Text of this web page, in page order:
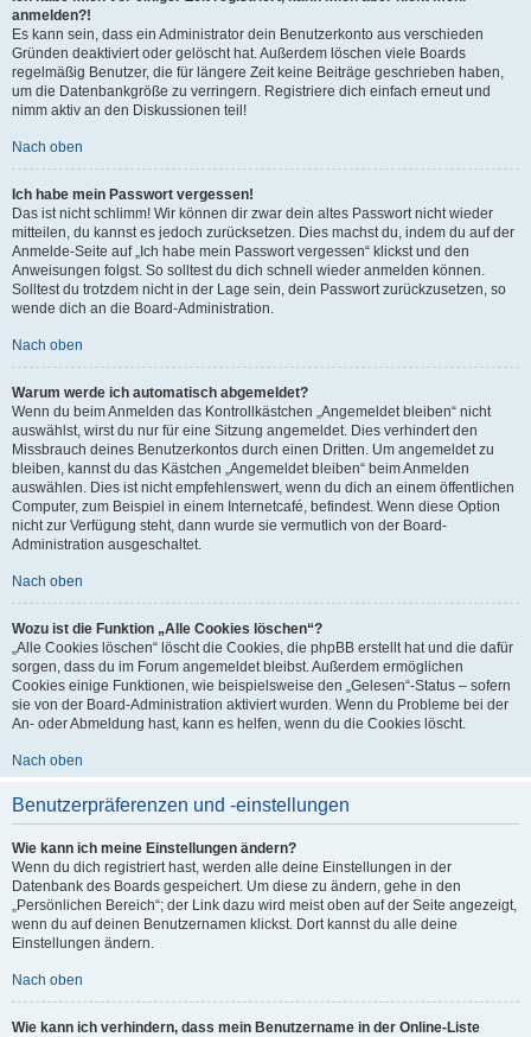
anmelden?!
Es kann sein, dass ein Administrator dein Benutzerkonto aus verschieden
Gründen deaktiviert oder gelöscht hat. Außerdem löschen viele Boards
regelmäßig Benutzer, die für längere Zeit keine Beiträge geschrieben haben,
um die Datenbankgröße zu verringern. Registriere dich einfach erneut und
nimm aktiv an den Diskussionen teil!
Nach oben
Ich habe mein Passwort vergessen!
Das ist nicht schlimm! Wir können dir zwar dein altes Passwort nicht wieder
mitteilen, du kannst es jedoch zurücksetzen. Dies machst du, indem du auf der
Anmelde-Seite auf „Ich habe mein Passwort vergessen“ klickst und den
Anweisungen folgst. So solltest du dich schnell wieder anmelden können.
Solltest du trotzdem nicht in der Lage sein, dein Passwort zurückzusetzen, so
wende dich an die Board-Administration.
Nach oben
Warum werde ich automatisch abgemeldet?
Wenn du beim Anmelden das Kontrollkästchen „Angemeldet bleiben“ nicht
auswählst, wirst du nur für eine Sitzung angemeldet. Dies verhindert den
Missbrauch deines Benutzerkontos durch einen Dritten. Um angemeldet zu
bleiben, kannst du das Kästchen „Angemeldet bleiben“ beim Anmelden
auswählen. Dies ist nicht empfehlenswert, wenn du dich an einem öffentlichen
Computer, zum Beispiel in einem Internetcafé, befindest. Wenn diese Option
nicht zur Verfügung steht, dann wurde sie vermutlich von der Board-
Administration ausgeschaltet.
Nach oben
Wozu ist die Funktion „Alle Cookies löschen“?
„Alle Cookies löschen“ löscht die Cookies, die phpBB erstellt hat und die dafür
sorgen, dass du im Forum angemeldet bleibst. Außerdem ermöglichen
Cookies einige Funktionen, wie beispielsweise den „Gelesen“-Status – sofern
sie von der Board-Administration aktiviert wurden. Wenn du Probleme bei der
An- oder Abmeldung hast, kann es helfen, wenn du die Cookies löscht.
Nach oben
Benutzerpräferenzen und -einstellungen
Wie kann ich meine Einstellungen ändern?
Wenn du dich registriert hast, werden alle deine Einstellungen in der
Datenbank des Boards gespeichert. Um diese zu ändern, gehe in den
„Persönlichen Bereich“; der Link dazu wird meist oben auf der Seite angezeigt,
wenn du auf deinen Benutzernamen klickst. Dort kannst du alle deine
Einstellungen ändern.
Nach oben
Wie kann ich verhindern, dass mein Benutzername in der Online-Liste